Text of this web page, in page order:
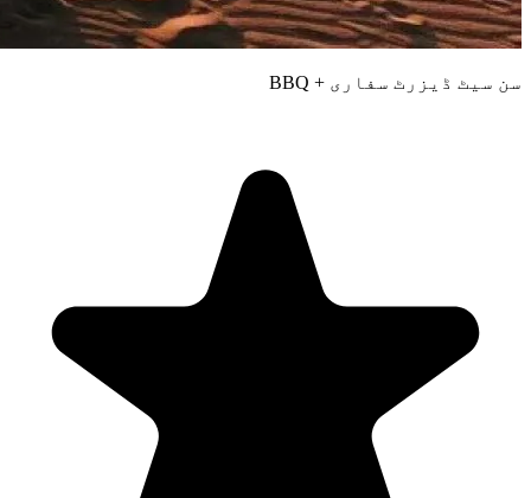
سن سیٹ ڈیزرٹ سفاری + BBQ